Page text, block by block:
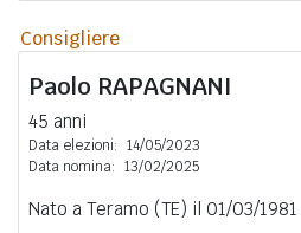
Consigliere
Paolo RAPAGNANI
45 anni
Data elezioni: 14/05/2023
Data nomina: 13/02/2025
Nato a Teramo (TE) il 01/03/1981